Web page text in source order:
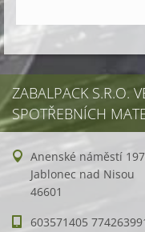
ZABALPACK S.R.O.
SPOTŘEBNÍCH
Anenské náměstí
Jablonec nad Nisou
46601
603571405